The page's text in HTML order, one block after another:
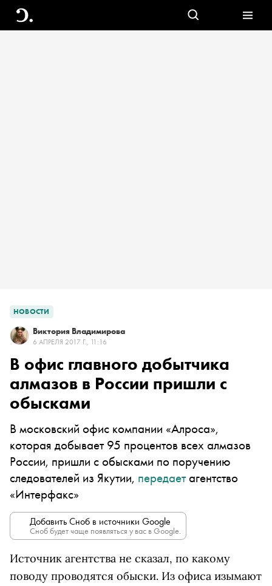
НОВОСТИ
Виктория Владимирова
6 АПРЕЛЯ 2017 Г., 11:16
В офис главного добытчика
алмазов в России пришли с
обысками
В московский офис компании «Алроса»,
которая добывает 95 процентов всех алмазов
России, пришли с обысками по поручению
следователей из Якутии, передаетагентство
«Интерфакс»
Добавить Сноб в источники Google
Сноб будет чаще появляться у вас в Google.
Источник агентства не сказал, по какому
поводу проводятся обыски. Из офиса изымают